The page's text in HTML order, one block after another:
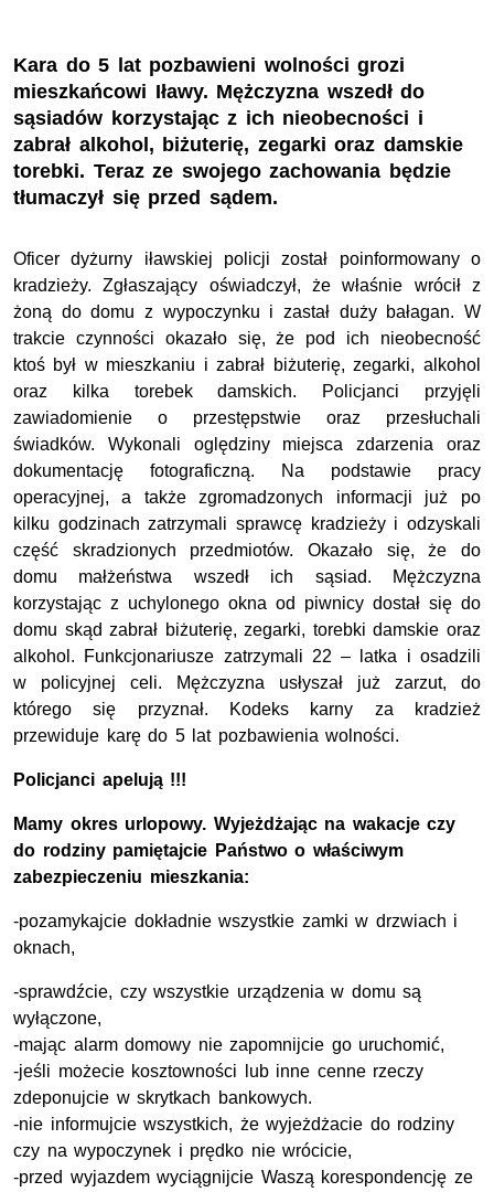
Kara do 5 lat pozbawieni wolności grozi
mieszkańcowi Iławy. Mężczyzna wszedł do
sąsiadów korzystając z ich nieobecności i
zabrał alkohol, biżuterię, zegarki oraz damskie
torebki. Teraz ze swojego zachowania będzie
tłumaczył się przed sądem.
Oficer dyżurny iławskiej policji został poinformowany o
kradzieży. Zgłaszający oświadczył, że właśnie wrócił z
żoną do domu z wypoczynku i zastał duży bałagan. W
trakcie czynności okazało się, że pod ich nieobecność
ktoś był w mieszkaniu i zabrał biżuterię, zegarki, alkohol
oraz kilka torebek damskich. Policjanci przyjęli
zawiadomienie o przestępstwie oraz przesłuchali
świadków. Wykonali oględziny miejsca zdarzenia oraz
dokumentację fotograficzną. Na podstawie pracy
operacyjnej, a także zgromadzonych informacji już po
kilku godzinach zatrzymali sprawcę kradzieży i odzyskali
część skradzionych przedmiotów. Okazało się, że do
domu małżeństwa wszedł ich sąsiad. Mężczyzna
korzystając z uchylonego okna od piwnicy dostał się do
domu skąd zabrał biżuterię, zegarki, torebki damskie oraz
alkohol. Funkcjonariusze zatrzymali 22 – latka i osadzili
w policyjnej celi. Mężczyzna usłyszał już zarzut, do
którego się przyznał. Kodeks karny za kradzież
przewiduje karę do 5 lat pozbawienia wolności.
Policjanci apelują !!!
Mamy okres urlopowy. Wyjeżdżając na wakacje czy
do rodziny pamiętajcie Państwo o właściwym
zabezpieczeniu mieszkania:
-pozamykajcie dokładnie wszystkie zamki w drzwiach i
oknach,
-sprawdźcie, czy wszystkie urządzenia w domu są
wyłączone,
-mając alarm domowy nie zapomnijcie go uruchomić,
-jeśli możecie kosztowności lub inne cenne rzeczy
zdeponujcie w skrytkach bankowych.
-nie informujcie wszystkich, że wyjeżdżacie do rodziny
czy na wypoczynek i prędko nie wrócicie,
-przed wyjazdem wyciągnijcie Waszą korespondencję ze